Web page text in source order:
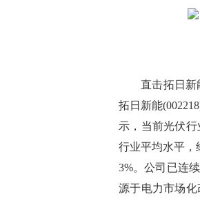
直击拓日新
拓日新能
示，当前光伏
行业平均水平，
3%。公司已连
源于电力市场